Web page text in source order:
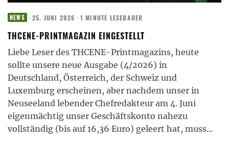
NEWS · 25. JUNI 2026 · 1 MINUTE LESEDAUER
THCENE-PRINTMAGAZIN EINGESTELLT
Liebe Leser des THCENE-Printmagazins, heute
sollte unsere neue Ausgabe (4/2026) in
Deutschland, Österreich, der Schweiz und
Luxemburg erscheinen, aber nachdem unser in
Neuseeland lebender Chefredakteur am 4. Juni
eigenmächtig unser Geschäftskonto nahezu
vollständig (bis auf 16,36 Euro) geleert hat, muss...